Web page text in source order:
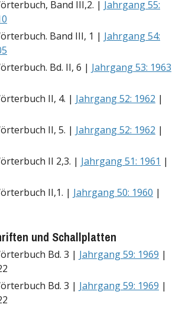
Band III,2. | Jahrgang 55:
Band III, 1 | Jahrgang 54:
Bd. II, 6 | Jahrgang 53: 1963
II, 4. | Jahrgang 52: 1962 |
II, 5. | Jahrgang 52: 1962 |
II 2,3. | Jahrgang 51: 1961 |
II,1. | Jahrgang 50: 1960 |
und Schallplatten
Bd. 3 | Jahrgang 59: 1969 |
Bd. 3 | Jahrgang 59: 1969 |